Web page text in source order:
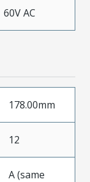
60V AC
178.00mm
12
A (same